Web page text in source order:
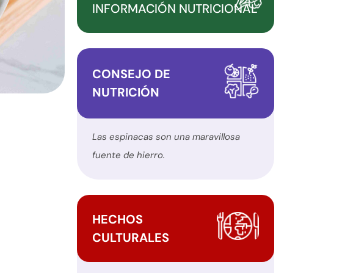
INFORMACIÓN NUTRICIONAL
CONSEJO DE
NUTRICIÓN
Las espinacas son una maravillosa
fuente de hierro.
HECHOS
CULTURALES